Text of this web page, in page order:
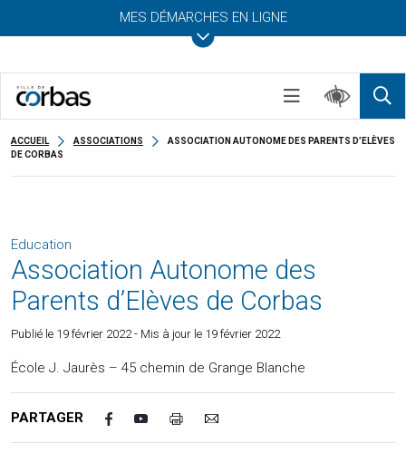
MES DÉMARCHES EN LIGNE
ACCUEIL ASSOCIATIONS
ASSOCIATION AUTONOME DES PARENTS D’ELÈVES
DE CORBAS
Education
Association Autonome des
Parents d’Elèves de Corbas
Publié le 19 février 2022- Mis à jour le 19 février 2022
École J. Jaurès – 45 chemin de Grange Blanche
PARTAGER